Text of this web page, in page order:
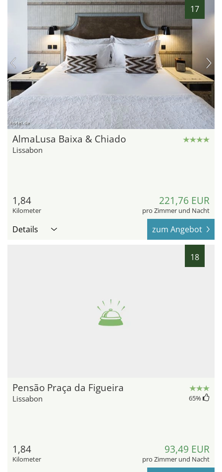
17
hotel.de
AlmaLusa Baixa & Chiado
Lissabon
1,84
Kilometer
221,76 EUR
pro Zimmer und Nacht
Details zum Angebot
18
Pensão Praça da Figueira
Lissabon 65%
1,84
Kilometer
93,49 EUR
pro Zimmer und Nacht